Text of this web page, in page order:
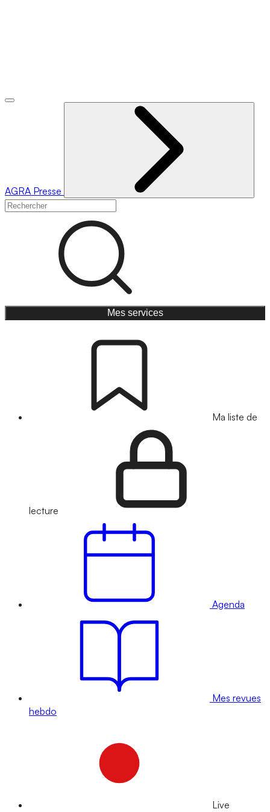
AGRA Presse
Mes services
Ma liste de
lecture
Agenda
Mes revues
hebdo
Live